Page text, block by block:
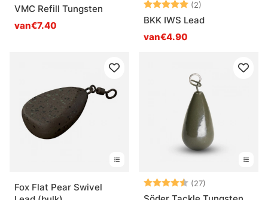
VMC Refill Tungsten
van€7.40
Beoordeling:
(2)
BKK IWS Lead
van€4.90
Fox Flat Pear Swivel
Beoordeling:
(27)